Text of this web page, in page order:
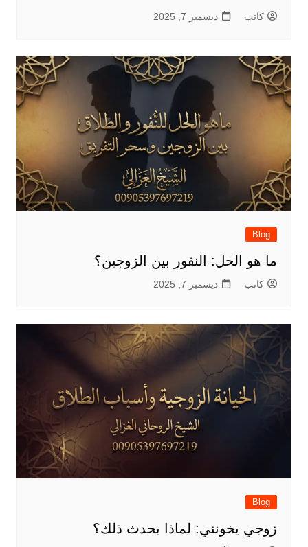
كاتب ديسمبر 7, 2025
Blog
ما هو الحل: النفور بين الزوجين؟
كاتب ديسمبر 7, 2025
Blog
زوجي يخونني: لماذا يحدث ذلك؟